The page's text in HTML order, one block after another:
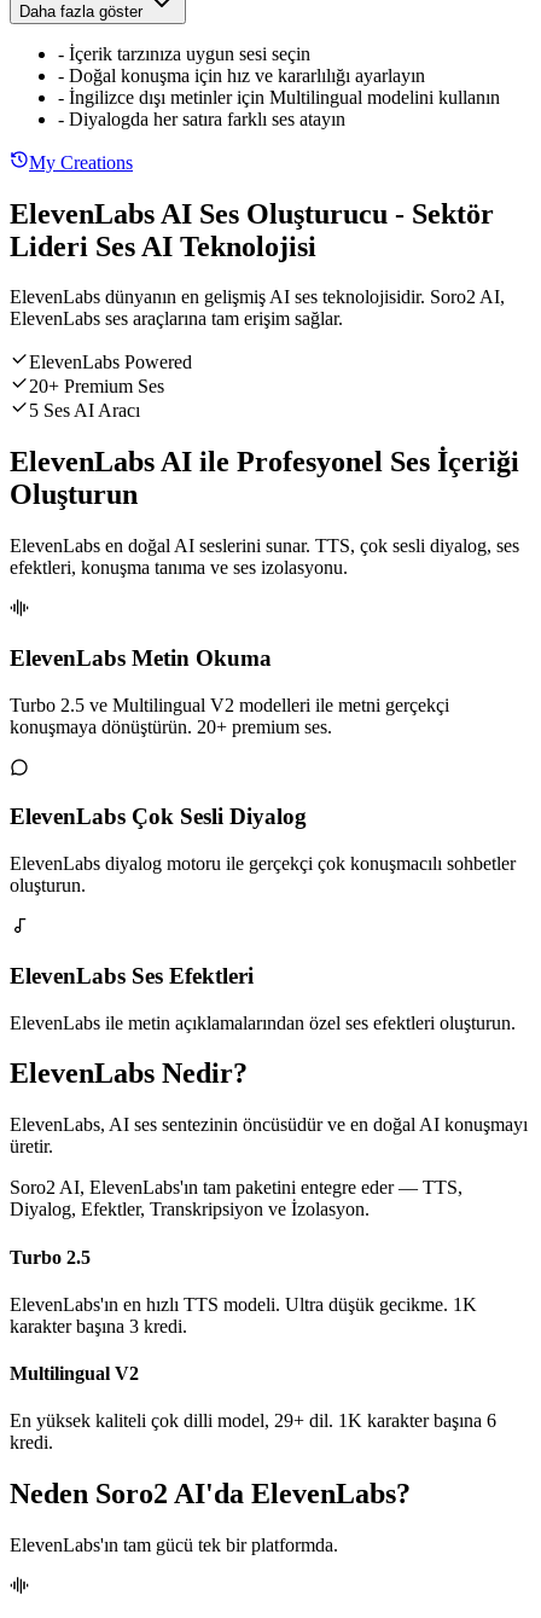
Daha fazla göster
- İçerik tarzınıza uygun sesi seçin
- Doğal konuşma için hız ve kararlılığı ayarlayın
- İngilizce dışı metinler için Multilingual modelini kullanın
- Diyalogda her satıra farklı ses atayın
My Creations
ElevenLabs AI Ses Oluşturucu - Sektör
Lideri Ses AI Teknolojisi
ElevenLabs dünyanın en gelişmiş AI ses teknolojisidir. Soro2 AI,
ElevenLabs ses araçlarına tam erişim sağlar.
ElevenLabs Powered
20+ Premium Ses
5 Ses AI Aracı
ElevenLabs AI ile Profesyonel Ses İçeriği
Oluşturun
ElevenLabs en doğal AI seslerini sunar. TTS, çok sesli diyalog, ses
efektleri, konuşma tanıma ve ses izolasyonu.
ElevenLabs Metin Okuma
Turbo 2.5 ve Multilingual V2 modelleri ile metni gerçekçi
konuşmaya dönüştürün. 20+ premium ses.
ElevenLabs Çok Sesli Diyalog
ElevenLabs diyalog motoru ile gerçekçi çok konuşmacılı sohbetler
oluşturun.
ElevenLabs Ses Efektleri
ElevenLabs ile metin açıklamalarından özel ses efektleri oluşturun.
ElevenLabs Nedir?
ElevenLabs, AI ses sentezinin öncüsüdür ve en doğal AI konuşmayı
üretir.
Soro2 AI, ElevenLabs'ın tam paketini entegre eder — TTS,
Diyalog, Efektler, Transkripsiyon ve İzolasyon.
Turbo 2.5
ElevenLabs'ın en hızlı TTS modeli. Ultra düşük gecikme. 1K
karakter başına 3 kredi.
Multilingual V2
En yüksek kaliteli çok dilli model, 29+ dil. 1K karakter başına 6
kredi.
Neden Soro2 AI'da ElevenLabs?
ElevenLabs'ın tam gücü tek bir platformda.